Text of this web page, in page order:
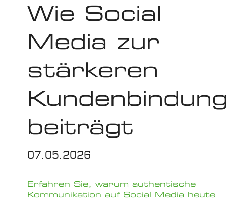
Wie Social
Media zur
stärkeren
beiträgt
07.05.2026
Erfahren Sie, warum authentische
Kommunikation auf Social Media heute